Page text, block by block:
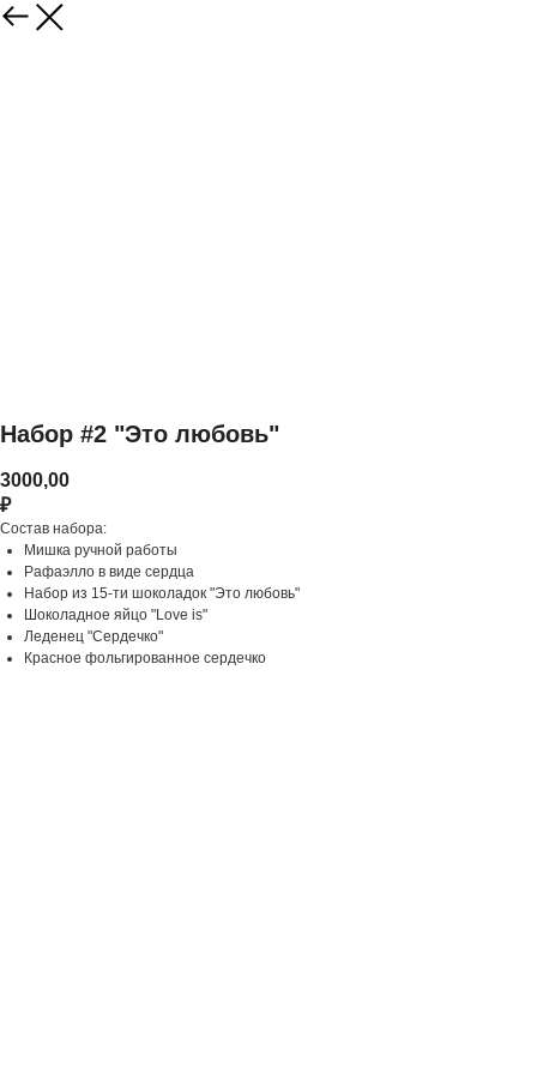
Набор #2 "Это любовь"
3000,00
₽
Состав набора:
Мишка ручной работы
Рафаэлло в виде сердца
Набор из 15-ти шоколадок "Это любовь"
Шоколадное яйцо "Love is"
Леденец "Сердечко"
Красное фольгированное сердечко